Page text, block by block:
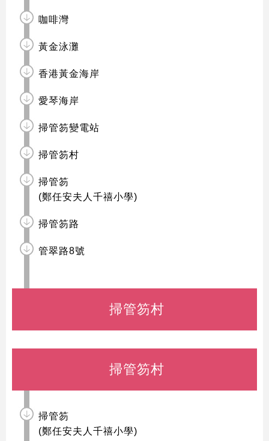
咖啡灣
黃金泳灘
香港黃金海岸
愛琴海岸
掃管笏變電站
掃管笏村
掃管笏
(鄭任安夫人千禧小學)
掃管笏路
管翠路8號
掃管笏村
掃管笏村
掃管笏
(鄭任安夫人千禧小學)